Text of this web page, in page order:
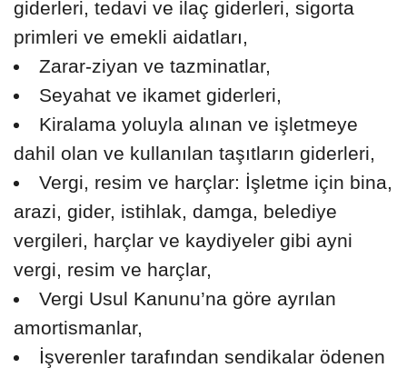
giderleri, tedavi ve ilaç giderleri, sigorta
primleri ve emekli aidatları,
Zarar-ziyan ve tazminatlar,
Seyahat ve ikamet giderleri,
Kiralama yoluyla alınan ve işletmeye
dahil olan ve kullanılan taşıtların giderleri,
Vergi, resim ve harçlar: İşletme için bina,
arazi, gider, istihlak, damga, belediye
vergileri, harçlar ve kaydiyeler gibi ayni
vergi, resim ve harçlar,
Vergi Usul Kanunu’na göre ayrılan
amortismanlar,
İşverenler tarafından sendikalar ödenen